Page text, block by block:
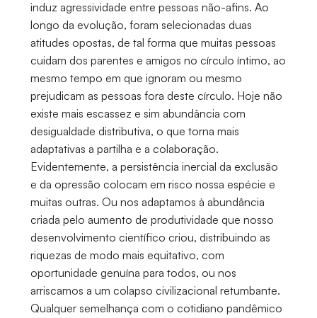
induz agressividade entre pessoas não-afins. Ao
longo da evolução, foram selecionadas duas
atitudes opostas, de tal forma que muitas pessoas
cuidam dos parentes e amigos no círculo íntimo, ao
mesmo tempo em que ignoram ou mesmo
prejudicam as pessoas fora deste círculo. Hoje não
existe mais escassez e sim abundância com
desigualdade distributiva, o que torna mais
adaptativas a partilha e a colaboração.
Evidentemente, a persistência inercial da exclusão
e da opressão colocam em risco nossa espécie e
muitas outras. Ou nos adaptamos à abundância
criada pelo aumento de produtividade que nosso
desenvolvimento científico criou, distribuindo as
riquezas de modo mais equitativo, com
oportunidade genuína para todos, ou nos
arriscamos a um colapso civilizacional retumbante.
Qualquer semelhança com o cotidiano pandêmico